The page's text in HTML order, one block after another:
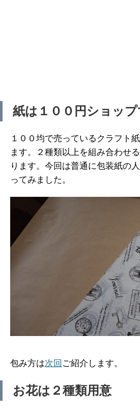
紙は１００円ショッ
１００均で売っているクラフト
ます。２種類以上を組み合わせ
ります。今回は普通に包装紙の
ってみました。
包み方は次回 ご紹介します。
お花は２種類用意